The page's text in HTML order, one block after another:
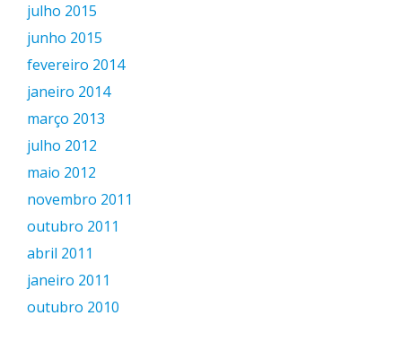
julho 2015
junho 2015
fevereiro 2014
janeiro 2014
março 2013
julho 2012
maio 2012
novembro 2011
outubro 2011
abril 2011
janeiro 2011
outubro 2010